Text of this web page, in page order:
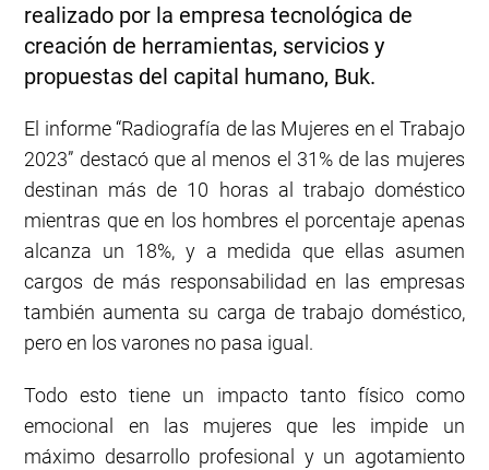
realizado por la empresa tecnológica de
creación de herramientas, servicios y
propuestas del capital humano, Buk.
El informe “Radiografía de las Mujeres en el Trabajo
2023” destacó que al menos el 31% de las mujeres
destinan más de 10 horas al trabajo doméstico
mientras que en los hombres el porcentaje apenas
alcanza un 18%, y a medida que ellas asumen
cargos de más responsabilidad en las empresas
también aumenta su carga de trabajo doméstico,
pero en los varones no pasa igual.
Todo esto tiene un impacto tanto físico como
emocional en las mujeres que les impide un
máximo desarrollo profesional y un agotamiento